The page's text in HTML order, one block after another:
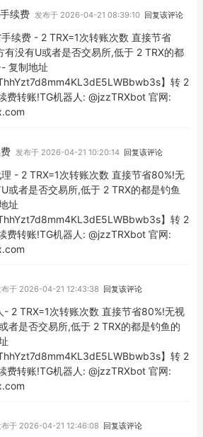
续费 发布于 2026-04-21 08:39:10 回复该评论
续费 - 2 TRX=1次转账次数 直接节省
有没有U或者是否交易所,低于 2 TRX的都
复制地址
】转 2
费转账!TG机器人: @jzzTRXbot 官网:
发布于 2026-04-21 10:20:14 回复该评论
- 2 TRX=1次转账次数 直接节省80%!无
或者是否交易所,低于 2 TRX的都是钓鱼
址
】转 2
费转账!TG机器人: @jzzTRXbot 官网:
布于 2026-04-21 12:43:38 回复该评论
2 TRX=1次转账次数 直接节省80%!无视
者是否交易所,低于 2 TRX的都是钓鱼的
】转 2
费转账!TG机器人: @jzzTRXbot 官网:
布于 2026-04-21 12:46:08 回复该评论